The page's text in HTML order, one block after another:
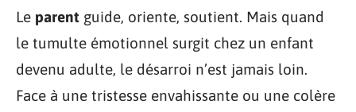
Le parent guide, oriente, soutient. Mais quand
le tumulte émotionnel surgit chez un enfant
devenu adulte, le désarroi n’est jamais loin.
Face à une tristesse envahissante ou une colère